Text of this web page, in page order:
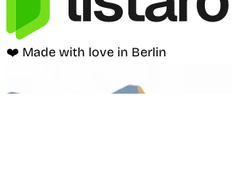
❤️ Made with love in Berlin